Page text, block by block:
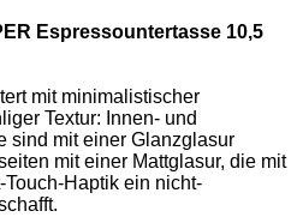
Espressountertasse 10,5
mit minimalistischer
Textur: Innen- und
sind mit einer Glanzglasur
mit einer Mattglasur, die mit
Haptik ein nicht-